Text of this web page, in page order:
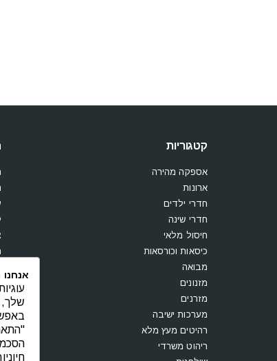
קטגוריות
אספקה מהירה
ארונות
חדרי ילדים
חדרי שינה
חיסול מלאי
כיסאות וכורסאות
מבואה
מזנונים
מזרנים
מערכות ישיבה
רהיטים מעץ מלא
ריהוט משרדי
שלך,